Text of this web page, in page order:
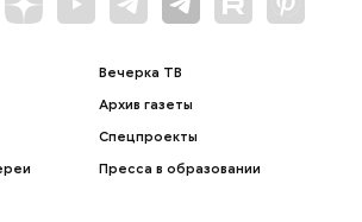
Вечерка ТВ
Архив газеты
Спецпроекты
Пресса в образовании